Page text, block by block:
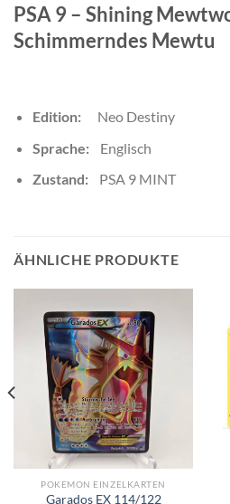
PSA 9 – Shining
Schimmerndes Mewtu
Edition:Neo Destiny
Sprache:Englisch
Zustand:PSA 9 MINT
ÄHNLICHE PRODUKTE
POKEMON EINZELKARTEN
Garados EX 114/122